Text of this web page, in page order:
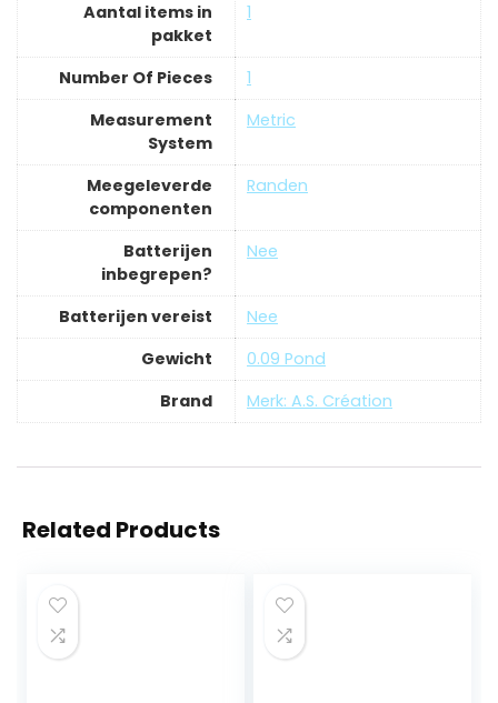
Aantal items in
pakket
‎1
Number Of Pieces
‎1
Measurement
System
‎Metric
Meegeleverde
componenten
‎Randen
Batterijen
inbegrepen?
‎Nee
Batterijen vereist
‎Nee
Gewicht
‎0.09 Pond
Brand
Merk: A.S. Création
Related Products